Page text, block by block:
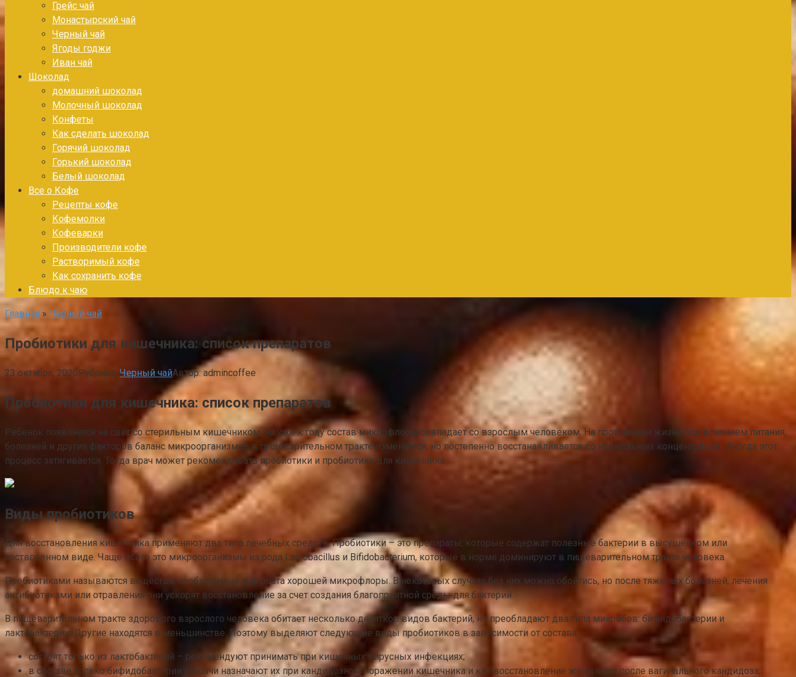
Грейс чай
Монастырский чай
Черный чай
Ягоды годжи
Иван чай
Шоколад
домашний шоколад
Молочный шоколад
Конфеты
Как сделать шоколад
Горячий шоколад
Горький шоколад
Белый шоколад
Все о Кофе
Рецепты кофе
Кофемолки
Кофеварки
Производители кофе
Растворимый кофе
Как сохранить кофе
Блюдо к чаю
Главная » Черный чай
Пробиотики для кишечника: список препаратов
23 октября, 2020Рубрика: Черный чайАвтор: admincoffee
Пробиотики для кишечника: список препаратов
Ребенок появляется на свет со стерильным кишечником, но уже к году состав микрофлоры совпадает со взрослым человеком. На протяжении жизни под влиянием питания,
болезней и других факторов баланс микроорганизмов в пищеварительном тракте изменяется, но постепенно восстанавливается до нормальных концентраций. Иногда этот
процесс затягивается. Тогда врач может рекомендовать пребиотики и пробиотики для кишечника.
Виды пробиотиков
Для восстановления кишечника применяют два типа лечебных средств. Пробиотики – это препараты, которые содержат полезные бактерии в высушенном или
растворенном виде. Чаще всего это микроорганизмы из рода Lactobacillus и Bifidobacterium, которые в норме доминируют в пищеварительном тракте человека.
Пребиотиками называются вещества, необходимые для роста хорошей микрофлоры. В некоторых случаях без них можно обойтись, но после тяжелых болезней, лечения
антибиотиками или отравления они ускорят восстановление за счет создания благоприятной среды для бактерий.
В пищеварительном тракте здорового взрослого человека обитает несколько десятков видов бактерий, но преобладают два типа микробов: бифидобактерии и
лактобактерии. Другие находятся в меньшинстве. Поэтому выделяют следующие виды пробиотиков в зависимости от состава:
состоят только из лактобактерий – рекомендуют принимать при кишечных вирусных инфекциях;
в составе только бифидобактерии – врачи назначают их при кандидозном поражении кишечника и как восстановление женщинам после вагинального кандидоза;